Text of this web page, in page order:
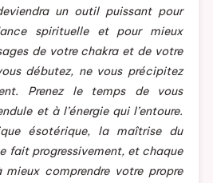
un outil puissant pour
spirituelle et pour mieux
de votre chakra et de votre
débutez, ne vous précipitez
Prenez le temps de vous
et à l’énergie qui l’entoure.
ésotérique, la maîtrise du
fait progressivement, et chaque
comprendre votre propre